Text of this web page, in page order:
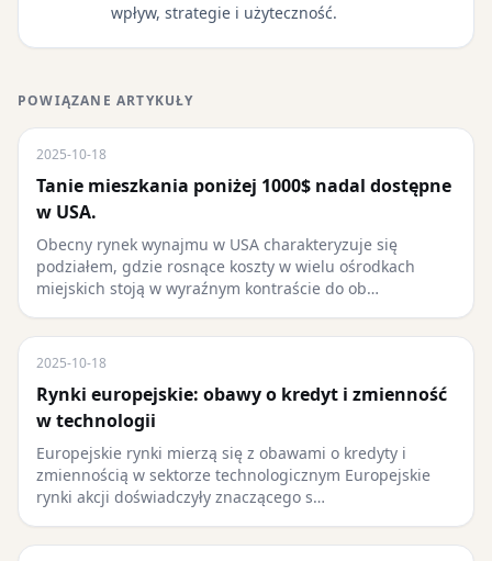
wpływ, strategie i użyteczność.
POWIĄZANE ARTYKUŁY
2025-10-18
Tanie mieszkania poniżej 1000$ nadal dostępne
w USA.
Obecny rynek wynajmu w USA charakteryzuje się
podziałem, gdzie rosnące koszty w wielu ośrodkach
miejskich stoją w wyraźnym kontraście do ob…
2025-10-18
Rynki europejskie: obawy o kredyt i zmienność
w technologii
Europejskie rynki mierzą się z obawami o kredyty i
zmiennością w sektorze technologicznym Europejskie
rynki akcji doświadczyły znaczącego s…